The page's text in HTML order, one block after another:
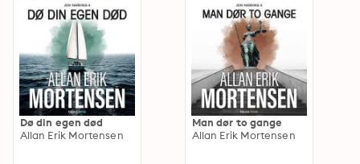
Dø din egen død
Allan Erik Mortensen
Man dør to gange
Allan Erik Mortensen